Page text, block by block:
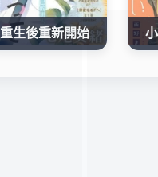
重生後重新開始